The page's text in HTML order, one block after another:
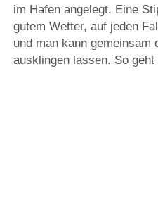
im Hafen angelegt. Eine
gutem Wetter, auf jeden
und man kann gemeinsam
ausklingen lassen. So geht